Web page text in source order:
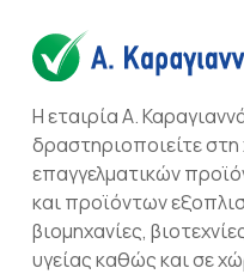
Η εταιρία Α.
δραστηριοποιείτε
επαγγελματικών
και προϊόντων
βιομηχανίες,
υγείας καθώς και σε